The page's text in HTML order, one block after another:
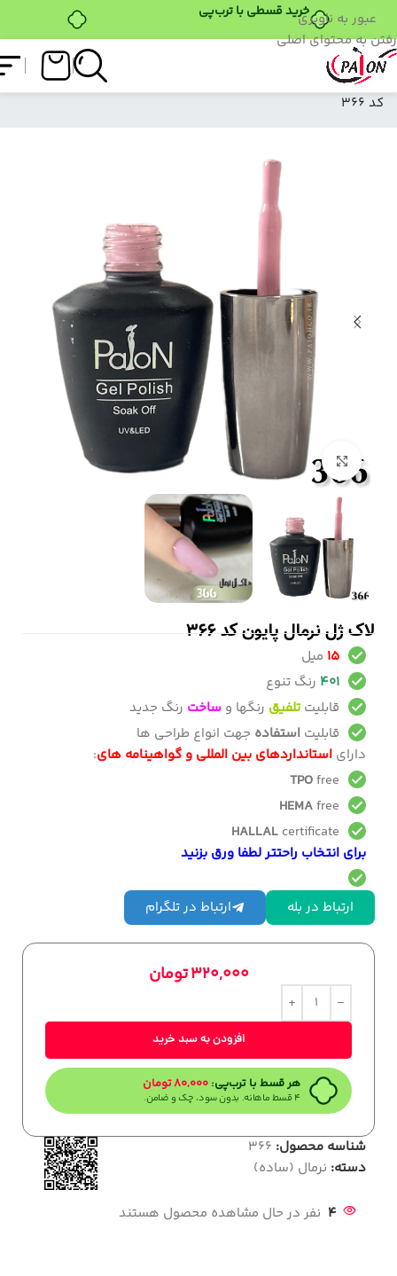
خرید قسطی با ترب‌پیعبور به ناوبری
رفتن به محتوای اصلی
فروشگاه
لاک ژل نرمال پایون
کد 366
بزرگنمایی تصویر
لاک ژل نرمال پایون کد 366
15 میل
401 رنگ تنوع
قابلیتتلفیق رنگها و ساخت رنگ جدید
قابلیت استفاده جهت انواع طراحی ها
دارای استانداردهای بین المللی و گواهینامه های:
TPOfree
HEMAfree
HALLAL certificate
برای انتخاب راحتتر لطفا ورق بزنید
ارتباط در بله ارتباط در تلگرام
320,000تومان
افزودن به سبد خرید
هر قسط با ترب‌پی: 80,000تومان
۴ قسط ماهانه. بدون سود، چک و ضامن.
شناسه محصول: 366
دسته: نرمال (ساده)
4 نفر در حال مشاهده محصول هستند